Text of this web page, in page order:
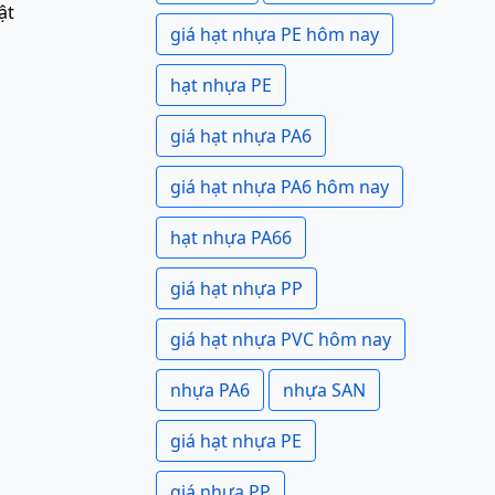
giá hạt nhựa PE hôm nay
hạt nhựa PE
giá hạt nhựa PA6
giá hạt nhựa PA6 hôm nay
hạt nhựa PA66
giá hạt nhựa PP
giá hạt nhựa PVC hôm nay
nhựa PA6 nhựa SAN
giá hạt nhựa PE